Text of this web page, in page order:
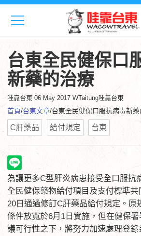
台東全民健保口
新藥的治療
哇靠台東 06 May 2017 WTaitung哇靠台東
首頁/台東文章/台東全民健保口服抗病毒新
C肝藥品 給付規定 台東
為讓更多C型肝炎病患接受全口服抗
全民健保藥物給付項目及支付標準共
20日通過修訂C肝藥品給付規定。原
條件放寬於6月1日實施，但在健保
議可行性之下，將努力加速處理登